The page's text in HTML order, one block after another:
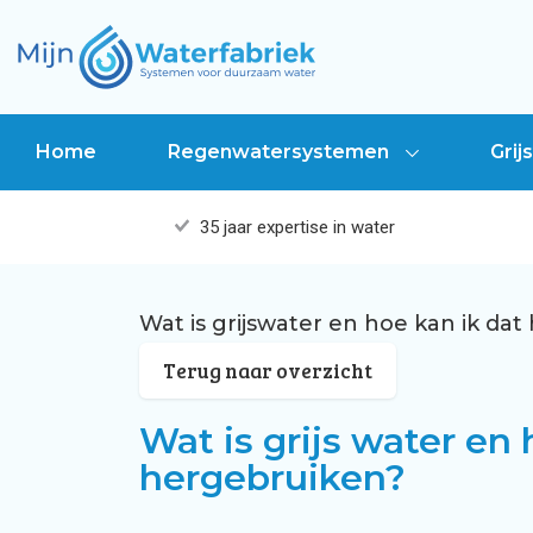
Home Regenwatersystemen
Regenwatersysteem voor particulieren
Regenwatersysteem aanleggen in
Subsidiemogelijkheden
Kosten grijswatersysteem woning
Grijswatersysteem installeren in woning
Grijswatersysteem voor woning
Regenwatersystemen voor particulieren
Regenwatersystemen voor bouw- &
Grijswatersystemen voor
35 jaar expertise in water
Wat is grijswater en hoe kan ik
Terug naar overzicht
Wat is grijs water en
hergebruiken?